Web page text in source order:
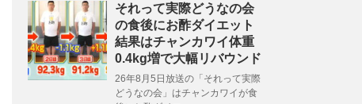
それって実際どうなの会
の食後にお酢ダイエット
結果はチャンカワイ体重
0.4kg増で大幅リバウンド
26年8月5日放送の「それって実際
どうなの会」はチャンカワイが食